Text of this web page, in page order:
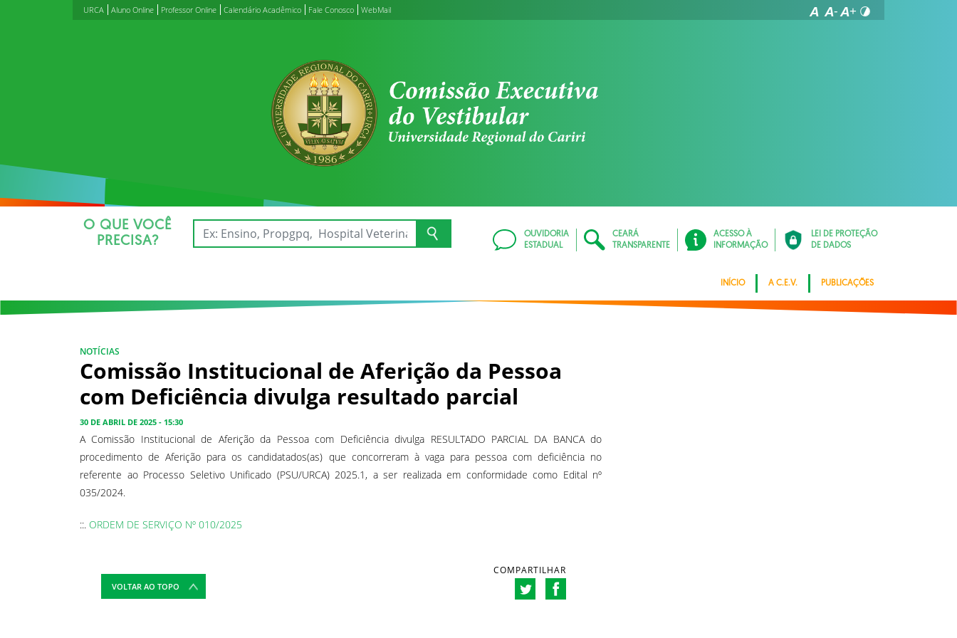
URCA Aluno Online Professor Online Calendário Acadêmico Fale Conosco WebMail
O QUE VOCÊ
PRECISA?
OUVIDORIA
ESTADUAL
CEARÁ
TRANSPARENTE
ACESSO À
INFORMAÇÃO
LEI DE PROTEÇÃO
DE DADOS
INÍCIO A C.E.V. PUBLICAÇÕES
NOTÍCIAS
Comissão Institucional de Aferição da Pessoa
com Deficiência divulga resultado parcial
30 DE ABRIL DE 2025 - 15:30
A Comissão Institucional de Aferição da Pessoa com Deficiência divulga RESULTADO PARCIAL DA BANCA do
procedimento de Aferição para os candidatados(as) que concorreram à vaga para pessoa com deficiência no
referente ao Processo Seletivo Unificado (PSU/URCA) 2025.1, a ser realizada em conformidade como Edital nº
035/2024.
::. ORDEM DE SERVIÇO Nº 010/2025
VOLTAR AO TOPO
COMPARTILHAR